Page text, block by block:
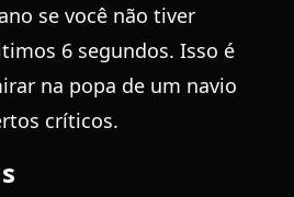
se você não tiver
6 segundos. Isso é
na popa de um navio
críticos.